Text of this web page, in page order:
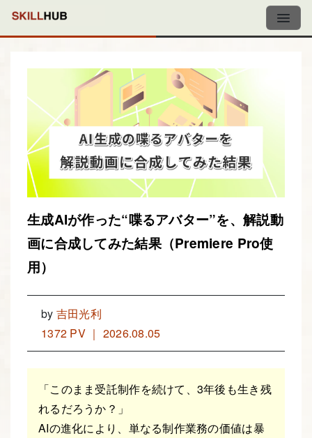
生成AIが作った“喋るアバター”を、解説動
画に合成してみた結果（Premiere Pro使
用）
by 吉田光利
1372 PV ｜ 2026.08.05
「このまま受託制作を続けて、3年後も生き残
れるだろうか？」
AIの進化により、単なる制作業務の価値は暴